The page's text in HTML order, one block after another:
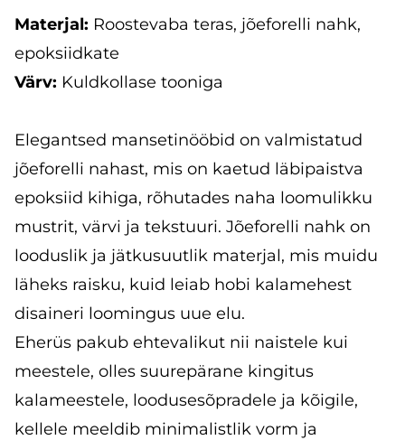
Materjal: Roostevaba teras, jõeforelli nahk,
epoksiidkate
Värv: Kuldkollase tooniga
Elegantsed mansetinööbid on valmistatud
jõeforelli nahast, mis on kaetud läbipaistva
epoksiid kihiga, rõhutades naha loomulikku
mustrit, värvi ja tekstuuri. Jõeforelli nahk on
looduslik ja jätkusuutlik materjal, mis muidu
läheks raisku, kuid leiab hobi kalamehest
disaineri loomingus uue elu.
Eherüs pakub ehtevalikut nii naistele kui
meestele, olles suurepärane kingitus
kalameestele, loodusesõpradele ja kõigile,
kellele meeldib minimalistlik vorm ja